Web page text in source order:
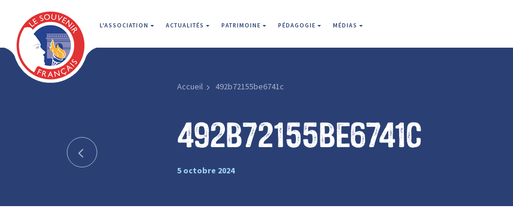
L'ASSOCIATION ACTUALITÉS PATRIMOINE PÉDAGOGIE MÉDIAS
Accueil 492b72155be6741c
492b72155be6741c
5 octobre 2024